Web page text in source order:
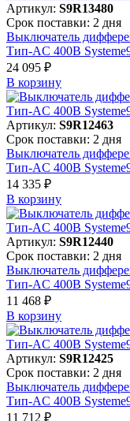
Артикул: S9R13480
Срок поставки: 2 дня
Выключатель
Тип-AC 400В
24 095 ₽
В корзинy
Артикул: S9R12463
Срок поставки: 2 дня
Выключатель
Тип-AC 400В
14 335 ₽
В корзинy
Артикул: S9R12440
Срок поставки: 2 дня
Выключатель
Тип-AC 400В
11 468 ₽
В корзинy
Артикул: S9R12425
Срок поставки: 2 дня
Выключатель
Тип-AC 400В
11 712 ₽